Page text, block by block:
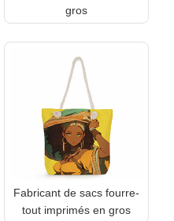
gros
Fabricant de sacs fourre-
tout imprimés en gros